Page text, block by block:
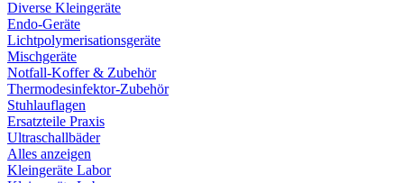
Diverse Kleingeräte
Endo-Geräte
Lichtpolymerisationsgeräte
Mischgeräte
Notfall-Koffer & Zubehör
Thermodesinfektor-Zubehör
Stuhlauflagen
Ersatzteile Praxis
Ultraschallbäder
Alles anzeigen
Kleingeräte Labor